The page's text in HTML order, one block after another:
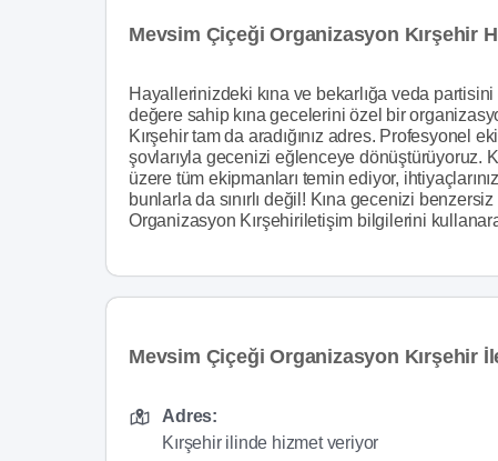
Mevsim Çiçeği Organizasyon Kırşehir
Hayallerinizdeki kına ve bekarlığa veda
değere sahip kına gecelerini özel bir
Kırşehir tam da aradığınız adres. Profesyonel
şovlarıyla gecenizi eğlenceye dönüştürüyoruz.
üzere tüm ekipmanları temin ediyor,
bunlarla da sınırlı değil! Kına gecenizi
Organizasyon Kırşehiriletişim bilgilerini
Mevsim Çiçeği Organizasyon Kırşehir
Adres:
Kırşehir ilinde hizmet veriyor